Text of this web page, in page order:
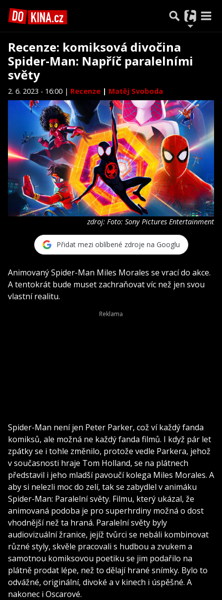
Recenze: komiksová divočina
Spider-Man: Napříč paralelními
světy
2. 6. 2023 - 16:00 | Recenze | Matěj Svoboda
zdroj: Foto: Sony Pictures Entertainment
Přidat mezi oblíbené zdroje na Googlu
Animovaný Spider-Man Miles Morales se vrací do akce.
A tentokrát bude muset zachraňovat víc než jen svou
vlastní realitu.
Spider-Man není jen Peter Parker, což ví každý fanda
komiksů, ale možná ne každý fanda filmů. I když pár let
zpátky se i tohle změnilo, protože vedle Parkera, jehož
v současnosti hraje Tom Holland, se na plátnech
představil i jeho mladší pavoučí kolega Miles Morales. A
aby si nelezli moc do zelí, tak se zabydlel v animáku
Spider-Man: Paralelní světy. Filmu, který ukázal, že
animovaná podoba je pro superhrdiny možná o dost
vhodnější než ta hraná. Paralelní světy byly
audiovizuální žranice, jejíž tvůrci se nebáli kombinovat
různé styly, skvěle pracovali s hudbou a zvukem a
samotnou komiksovou poetiku se jim podařilo na
plátně prodat lépe, než to dělají hrané snímky. Bylo to
odvážné, originální, divoké a v kinech i úspěšné. A
nakonec i Oscarové.